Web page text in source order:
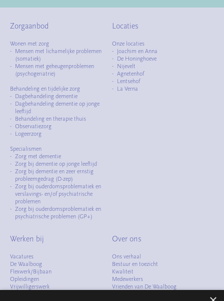
Zorgaanbod
Wonen met zorg
Mensen met lichamelijke problemen
(somatiek)
Mensen met geheugenproblemen
(psychogeriatrie)
Behandeling en tijdelijke zorg
Dagbehandeling dementie
Dagbehandeling dementie op jonge
leeftijd
Behandeling en therapie thuis
Observatiezorg
Logeerzorg
Specialismen
Zorg met dementie
Zorg bij dementie op jonge leeftijd
Zorg bij dementie en zeer ernstig
probleemgedrag (D-zep)
Zorg bij ouderdomsproblematiek en
verslavings- en/of psychiatrische
problemen
Zorg bij ouderdomsproblematiek en
psychiatrische problemen (GP+)
Locaties
Onze locaties
Joachim en Anna
De Honinghoeve
Nijevelt
Agnetenhof
Lentsehof
La Verna
Werken bij
Vacatures
De Waalboog
Flexwerk/Bijbaan
Opleidingen
Vrijwilligerswerk
Over ons
Ons verhaal
Bestuur en toezicht
Kwaliteit
Medewerkers
Vrienden van De Waalboog